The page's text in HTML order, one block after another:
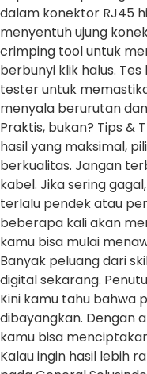
dalam konektor RJ45
menyentuh ujung
crimping tool untuk
berbunyi klik halus.
tester untuk
menyala berurutan
Praktis, bukan? Tips &
hasil yang maksimal,
berkualitas. Jangan
kabel. Jika sering
terlalu pendek atau
beberapa kali akan
kamu bisa mulai
Banyak peluang dari
digital sekarang.
Kini kamu tahu bahwa
dibayangkan. Dengan
kamu bisa
Kalau ingin hasil lebih